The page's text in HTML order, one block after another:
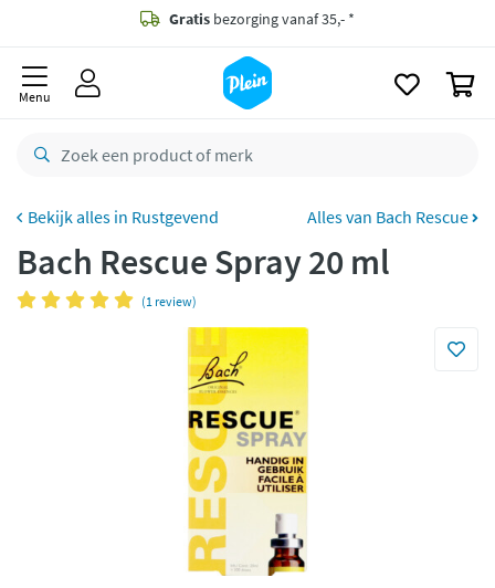
Gratis bezorging vanaf 35,- *
besteld,
retourneren
CO2 neutraal bezorgd
Betaal met Klarna
Menu
Rustgevend Alles van Bach Rescue
Bach Rescue Spray 20 ml
(1 review)